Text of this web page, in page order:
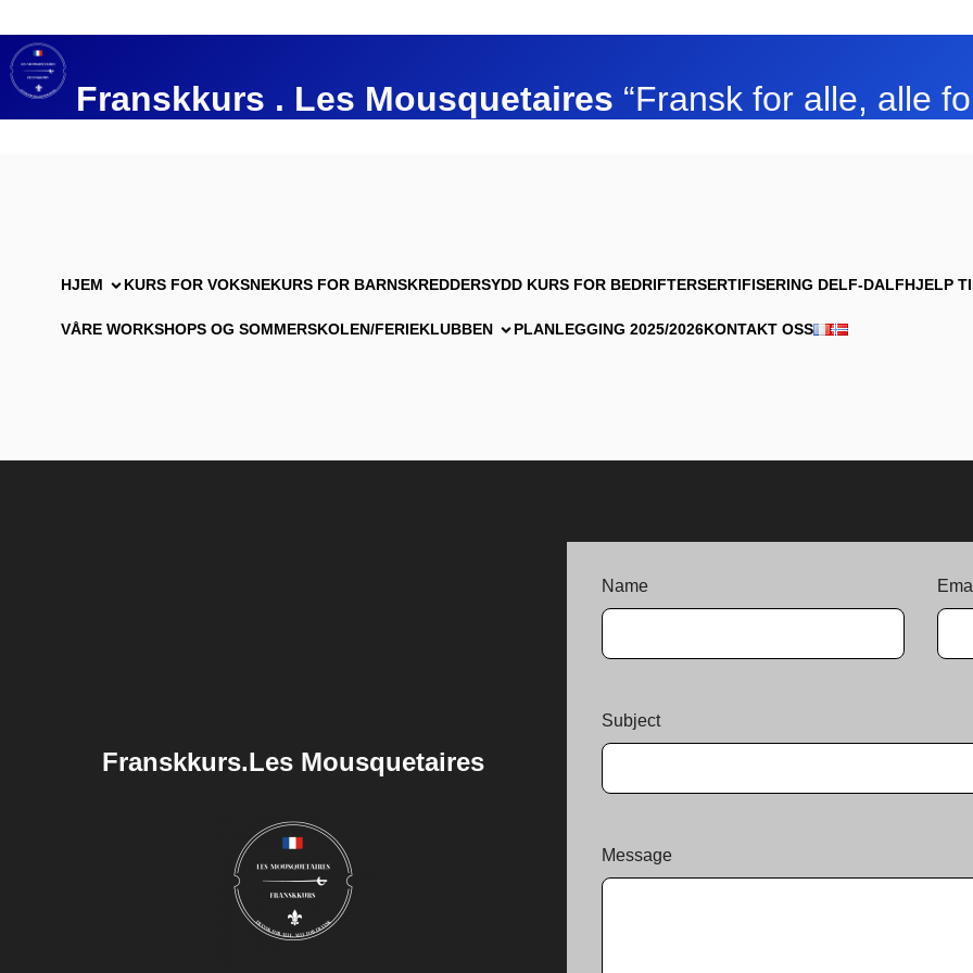
Franskkurs . Les Mousquetaires “Fransk for alle, alle
HJEM KURS FOR VOKSNEKURS FOR BARNSKREDDERSYDD KURS FOR BEDRIFTERSERTIFISERING DELF-DALFHJELP
VÅRE WORKSHOPS OG SOMMERSKOLEN/FERIEKLUBBEN PLANLEGGING 2025/2026KONTAKT OSS
Franskkurs.Les Mousquetaires
Name
Subject
Message